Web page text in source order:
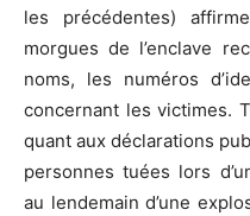
les précédentes)
morgues de l’enclave
noms, les numéros
concernant les victimes.
quant aux déclarations
personnes tuées lors
au lendemain d’une